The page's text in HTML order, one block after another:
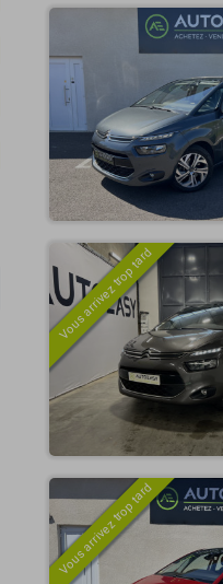
Vous arrivez trop tard
Vous arrivez trop tard